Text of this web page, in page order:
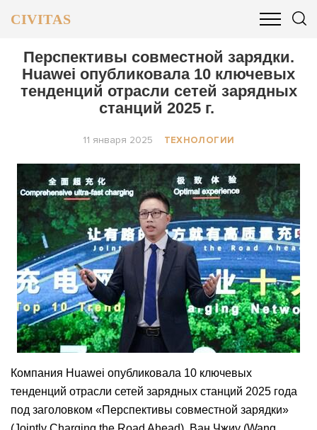
CIVITAS
ОБЩЕСТВО БИЗНЕС И ФИНАНСЫ
Перспективы совместной зарядки.
Huawei опубликовала 10 ключевых
тенденций отрасли сетей зарядных
станций 2025 г.
11 января 2025 ТЕХНОЛОГИИ
Компания Huawei опубликовала 10 ключевых
тенденций отрасли сетей зарядных станций 2025 года
под заголовком «Перспективы совместной зарядки»